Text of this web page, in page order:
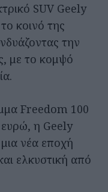
SUV Geely
κοινό της
την
με το κομψό
Freedom 100
ευρώ, η Geely
νέα εποχή
ελκυστική από